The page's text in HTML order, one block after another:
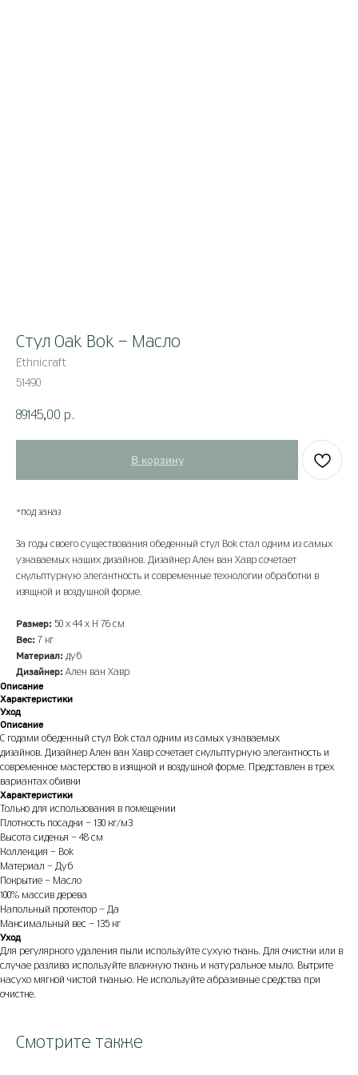
Стул Oak Bok - Масло
Ethnicraft
51490
89145,00 р.
В корзину
*под заказ
За годы своего существования обеденный стул Bok стал одним из самых
узнаваемых наших дизайнов. Дизайнер Ален ван Хавр сочетает
скульптурную элегантность и современные технологии обработки в
изящной и воздушной форме.
Размер: 50 х 44 х Н 76 см
Вес: 7 кг
Материал: дуб
Дизайнер: Ален ван Хавр
Описание
Характеристики
Уход
Описание
С годами обеденный стул Bok стал одним из самых узнаваемых
дизайнов. Дизайнер Ален ван Хавр сочетает скульптурную элегантность и
современное мастерство в изящной и воздушной форме. Представлен в трех
вариантах обивки
Характеристики
Только для использования в помещении
Плотность посадки - 130 кг/м3
Высота сиденья - 48 см
Коллекция - Bok
Материал - Дуб
Покрытие - Масло
100% массив дерева
Напольный протектор - Да
Максимальный вес - 135 кг
Уход
Для регулярного удаления пыли используйте сухую ткань. Для очистки или в
случае разлива используйте влажную ткань и натуральное мыло. Вытрите
насухо мягкой чистой тканью. Не используйте абразивные средства при
очистке.
Смотрите также